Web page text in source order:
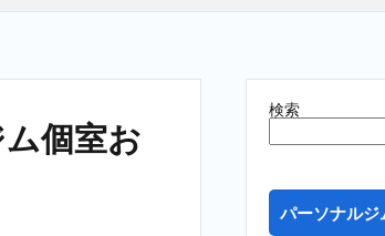
個室お
検索
パーソナルジ